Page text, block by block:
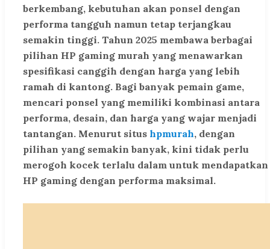
berkembang, kebutuhan akan ponsel dengan
performa tangguh namun tetap terjangkau
semakin tinggi. Tahun 2025 membawa berbagai
pilihan HP gaming murah yang menawarkan
spesifikasi canggih dengan harga yang lebih
ramah di kantong. Bagi banyak pemain game,
mencari ponsel yang memiliki kombinasi antara
performa, desain, dan harga yang wajar menjadi
tantangan. Menurut situs hpmurah, dengan
pilihan yang semakin banyak, kini tidak perlu
merogoh kocek terlalu dalam untuk mendapatkan
HP gaming dengan performa maksimal.